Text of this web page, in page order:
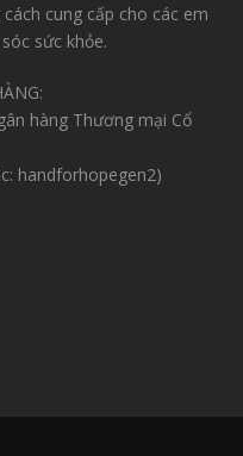
cung cấp cho các em
sức khỏe.
hàng Thương mại Cổ
handforhopegen2)